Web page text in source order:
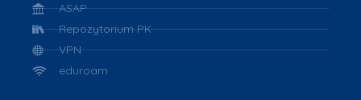
ASAP
Repozytorium PK
VPN
eduroam